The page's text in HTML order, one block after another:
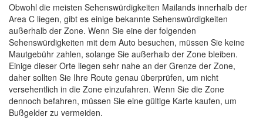
Obwohl die meisten Sehenswürdigkeiten Mailands innerhalb der
Area C liegen, gibt es einige bekannte Sehenswürdigkeiten
außerhalb der Zone. Wenn Sie eine der folgenden
Sehenswürdigkeiten mit dem Auto besuchen, müssen Sie keine
Mautgebühr zahlen, solange Sie außerhalb der Zone bleiben.
Einige dieser Orte liegen sehr nahe an der Grenze der Zone,
daher sollten Sie Ihre Route genau überprüfen, um nicht
versehentlich in die Zone einzufahren. Wenn Sie die Zone
dennoch befahren, müssen Sie eine gültige Karte kaufen, um
Bußgelder zu vermeiden.